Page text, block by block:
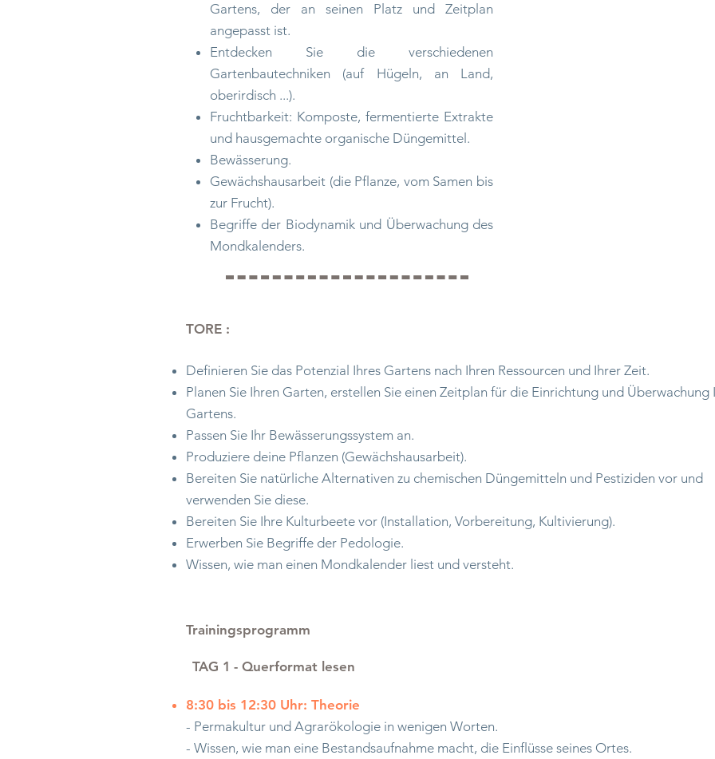
Gartens, der an seinen Platz und Zeitplan
angepasst ist.
Entdecken Sie die verschiedenen
Gartenbautechniken (auf Hügeln, an Land,
oberirdisch ...).
Fruchtbarkeit: Komposte, fermentierte Extrakte
und hausgemachte organische Düngemittel.
Bewässerung.
Gewächshausarbeit (die Pflanze, vom Samen bis
zur Frucht).
Begriffe der Biodynamik und Überwachung des
Mondkalenders.
TORE :
Definieren Sie das Potenzial Ihres Gartens nach Ihren Ressourcen und Ihrer Zeit.
Planen Sie Ihren Garten, erstellen Sie einen Zeitplan für die Einrichtung und Überwachung
Gartens.
Passen Sie Ihr Bewässerungssystem an.
Produziere deine Pflanzen (Gewächshausarbeit).
Bereiten Sie natürliche Alternativen zu chemischen Düngemitteln und Pestiziden vor und
verwenden Sie diese.
Bereiten Sie Ihre Kulturbeete vor (Installation, Vorbereitung, Kultivierung).
Erwerben Sie Begriffe der Pedologie.
Wissen, wie man einen Mondkalender liest und versteht.
Trainingsprogramm
TAG 1 - Querformat lesen
8:30 bis 12:30 Uhr: Theorie
- Permakultur und Agrarökologie in wenigen Worten.
- Wissen, wie man eine Bestandsaufnahme macht, die Einflüsse seines Ortes.